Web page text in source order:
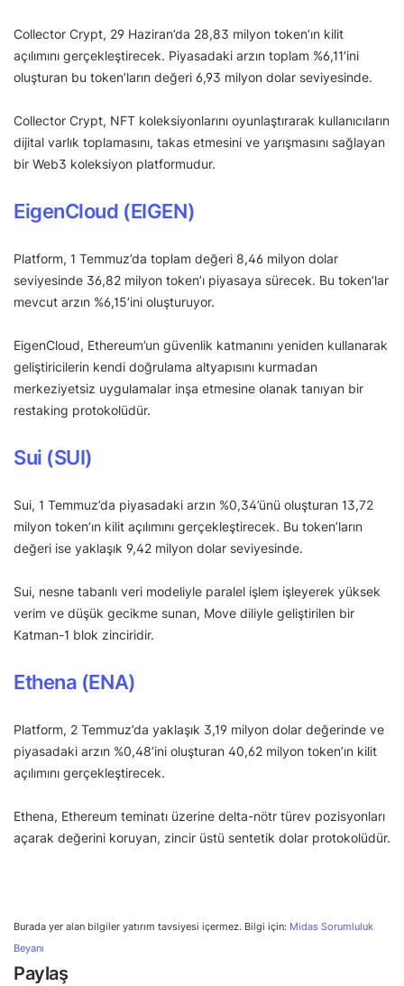
Collector Crypt, 29 Haziran’da 28,83 milyon token’ın kilit
açılımını gerçekleştirecek. Piyasadaki arzın toplam %6,11’ini
oluşturan bu token’ların değeri 6,93 milyon dolar seviyesinde.
Collector Crypt, NFT koleksiyonlarını oyunlaştırarak kullanıcıların
dijital varlık toplamasını, takas etmesini ve yarışmasını sağlayan
bir Web3 koleksiyon platformudur.
EigenCloud (EIGEN)
Platform, 1 Temmuz’da toplam değeri 8,46 milyon dolar
seviyesinde 36,82 milyon token’ı piyasaya sürecek. Bu token’lar
mevcut arzın %6,15’ini oluşturuyor.
EigenCloud, Ethereum’un güvenlik katmanını yeniden kullanarak
geliştiricilerin kendi doğrulama altyapısını kurmadan
merkeziyetsiz uygulamalar inşa etmesine olanak tanıyan bir
restaking protokolüdür.
Sui (SUI)
Sui, 1 Temmuz’da piyasadaki arzın %0,34’ünü oluşturan 13,72
milyon token’ın kilit açılımını gerçekleştirecek. Bu token’ların
değeri ise yaklaşık 9,42 milyon dolar seviyesinde.
Sui, nesne tabanlı veri modeliyle paralel işlem işleyerek yüksek
verim ve düşük gecikme sunan, Move diliyle geliştirilen bir
Katman-1 blok zinciridir.
Ethena (ENA)
Platform, 2 Temmuz’da yaklaşık 3,19 milyon dolar değerinde ve
piyasadaki arzın %0,48’ini oluşturan 40,62 milyon token’ın kilit
açılımını gerçekleştirecek.
Ethena, Ethereum teminatı üzerine delta-nötr türev pozisyonları
açarak değerini koruyan, zincir üstü sentetik dolar protokolüdür.
Burada yer alan bilgiler yatırım tavsiyesi içermez. Bilgi için: Midas Sorumluluk
Beyanı
Paylaş